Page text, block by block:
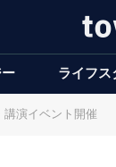
ライフス
講演イベント開催